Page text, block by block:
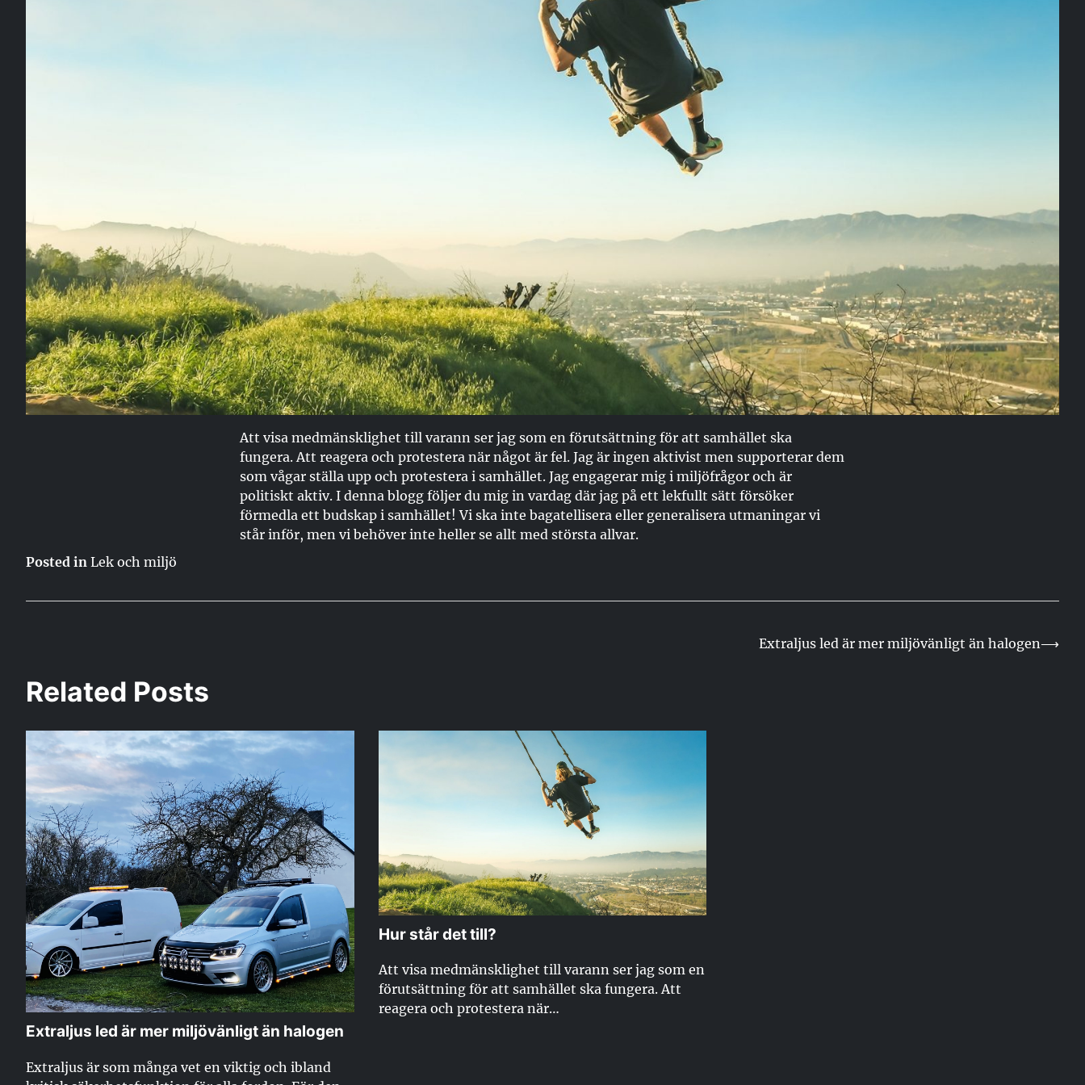
Att visa medmänsklighet till varann ser jag som en förutsättning för att samhället ska
fungera. Att reagera och protestera när något är fel. Jag är ingen aktivist men supporterar dem
som vågar ställa upp och protestera i samhället. Jag engagerar mig i miljöfrågor och är
politiskt aktiv. I denna blogg följer du mig in vardag där jag på ett lekfullt sätt försöker
förmedla ett budskap i samhället! Vi ska inte bagatellisera eller generalisera utmaningar vi
står inför, men vi behöver inte heller se allt med största allvar.
Posted in Lek och miljö
Extraljus led är mer miljövänligt än halogen⟶
Related Posts
Extraljus led är mer miljövänligt än halogen
Extraljus är som många vet en viktig och ibland
Hur står det till?
Att visa medmänsklighet till varann ser jag som en
förutsättning för att samhället ska fungera. Att
reagera och protestera när…